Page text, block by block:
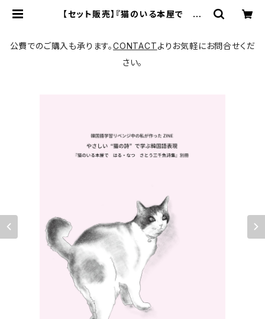
【セット販売】『猫のいる本屋で は
公費でのご購入も承ります。CONTACTよりお気軽にお問合せくだ
さい。